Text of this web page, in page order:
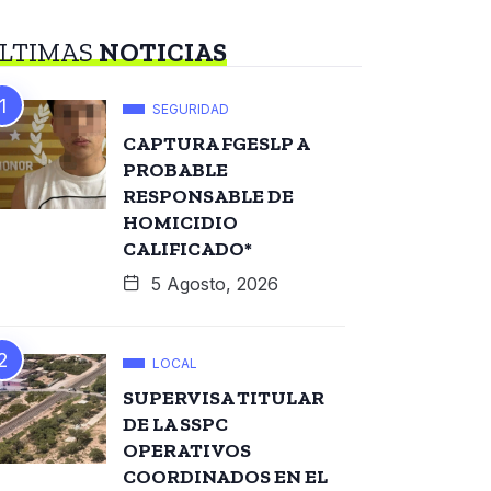
NOTICIAS
SEGURIDAD
CAPTURA FGESLP A
PROBABLE
RESPONSABLE DE
HOMICIDIO
CALIFICADO*
5 Agosto, 2026
LOCAL
SUPERVISA TITULAR
DE LA SSPC
OPERATIVOS
COORDINADOS EN EL